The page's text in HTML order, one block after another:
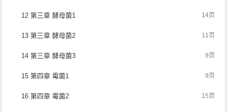
12 第三章 酵母菌1 14页
13 第三章 酵母菌2 11页
14 第三章 酵母菌3 9页
15 第四章 霉菌1 9页
16 第四章 霉菌2 15页